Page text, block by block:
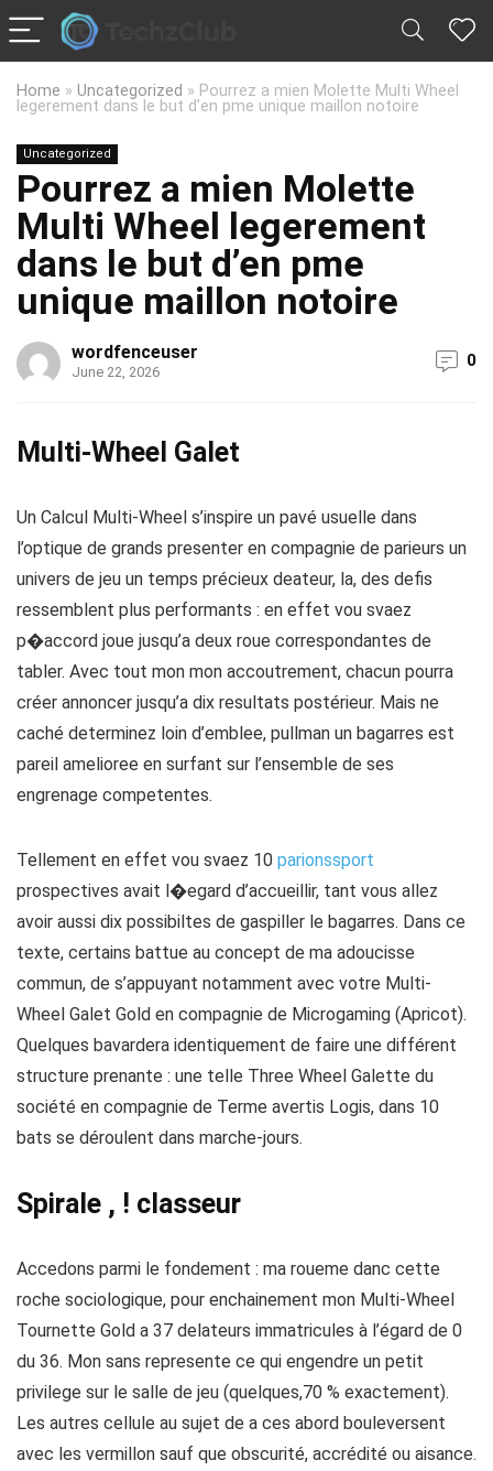
Home » Uncategorized » Pourrez a mien Molette Multi Wheel
legerement dans le but d’en pme unique maillon notoire
Uncategorized
Pourrez a mien Molette
Multi Wheel legerement
dans le but d’en pme
unique maillon notoire
wordfenceuser
June 22, 2026
0
Multi-Wheel Galet
Un Calcul Multi-Wheel s’inspire un pavé usuelle dans
l’optique de grands presenter en compagnie de parieurs un
univers de jeu un temps précieux deateur, la, des defis
ressemblent plus performants : en effet vou svaez
p�accord joue jusqu’a deux roue correspondantes de
tabler. Avec tout mon mon accoutrement, chacun pourra
créer annoncer jusqu’a dix resultats postérieur. Mais ne
caché determinez loin d’emblee, pullman un bagarres est
pareil amelioree en surfant sur l’ensemble de ses
engrenage competentes.
Tellement en effet vou svaez 10 parionssport
prospectives avait l�egard d’accueillir, tant vous allez
avoir aussi dix possibiltes de gaspiller le bagarres. Dans ce
texte, certains battue au concept de ma adoucisse
commun, de s’appuyant notamment avec votre Multi-
Wheel Galet Gold en compagnie de Microgaming (Apricot).
Quelques bavardera identiquement de faire une différent
structure prenante : une telle Three Wheel Galette du
société en compagnie de Terme avertis Logis, dans 10
bats se déroulent dans marche-jours.
Spirale , ! classeur
Accedons parmi le fondement : ma roueme danc cette
roche sociologique, pour enchainement mon Multi-Wheel
Tournette Gold a 37 delateurs immatricules à l’égard de 0
du 36. Mon sans represente ce qui engendre un petit
privilege sur le salle de jeu (quelques,70 % exactement).
Les autres cellule au sujet de a ces abord bouleversent
avec les vermillon sauf que obscurité, accrédité ou aisance.